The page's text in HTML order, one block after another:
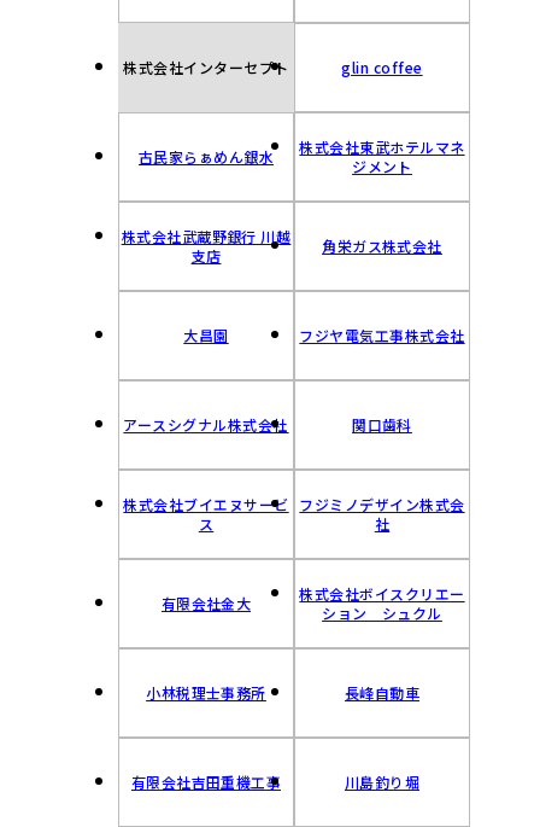
株式会社インターセプト glin coffee
古民家らぁめん銀水
株式会社東武ホテルマネ
ジメント
株式会社武蔵野銀行 川越
支店
角栄ガス株式会社
大昌園 フジヤ電気工事株式会社
アースシグナル株式会社 関口歯科
株式会社ブイエヌサービ
ス
フジミノデザイン株式会
社
有限会社金大
株式会社ボイスクリエー
ション シュクル
小林税理士事務所 長峰自動車
有限会社吉田重機工事 川島釣り堀